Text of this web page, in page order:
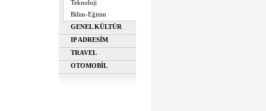
Teknoloji
Bilim-Eğitim
GENEL KÜLTÜR
IP ADRESİM
TRAVEL
OTOMOBİL